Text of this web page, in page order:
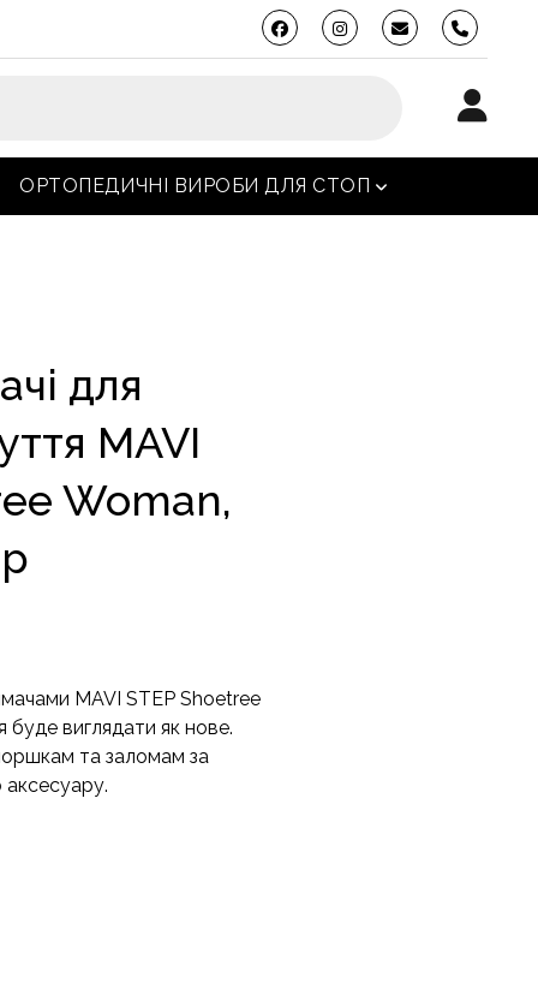
phone
меню
ОРТОПЕДИЧНІ ВИРОБИ ДЛЯ СТОП відкрити меню
для
MAVI
Woman,
MAVI STEP Shoetree
виглядати як нове.
та заломам за